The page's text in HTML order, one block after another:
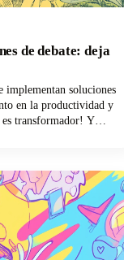
de debate: deja
implementan soluciones
en la productividad y
es transformador! Y